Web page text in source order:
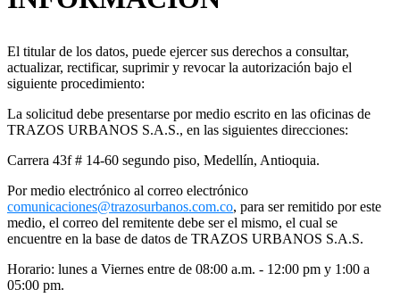
El titular de los datos, puede ejercer sus derechos a consultar,
actualizar, rectificar, suprimir y revocar la autorización bajo el
siguiente procedimiento:
La solicitud debe presentarse por medio escrito en las oficinas de
TRAZOS URBANOS S.A.S., en las siguientes direcciones:
Carrera 43f # 14-60 segundo piso, Medellín, Antioquia.
Por medio electrónico al correo electrónico
comunicaciones@trazosurbanos.com.co, para ser remitido por este
medio, el correo del remitente debe ser el mismo, el cual se
encuentre en la base de datos de TRAZOS URBANOS S.A.S.
Horario: lunes a Viernes entre de 08:00 a.m. - 12:00 pm y 1:00 a
05:00 pm.